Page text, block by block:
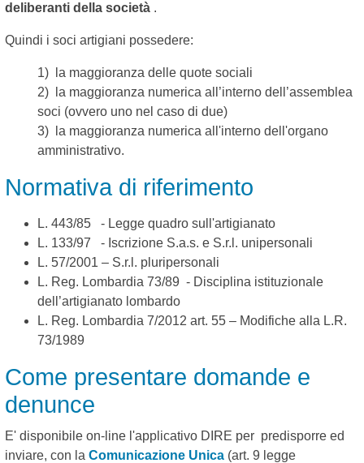
deliberanti della società .
Quindi i soci artigiani possedere:
1) la maggioranza delle quote sociali
2) la maggioranza numerica all’interno dell’assemblea
soci (ovvero uno nel caso di due)
3) la maggioranza numerica all'interno dell'organo
amministrativo.
Normativa di riferimento
L. 443/85 - Legge quadro sull'artigianato
L. 133/97 - Iscrizione S.a.s. e S.r.l. unipersonali
L. 57/2001 – S.r.l. pluripersonali
L. Reg. Lombardia 73/89 - Disciplina istituzionale
dell’artigianato lombardo
L. Reg. Lombardia 7/2012 art. 55 – Modifiche alla L.R.
73/1989
Come presentare domande e
denunce
E' disponibile on-line l'applicativo DIRE per predisporre ed
inviare, con la Comunicazione Unica (art. 9 legge